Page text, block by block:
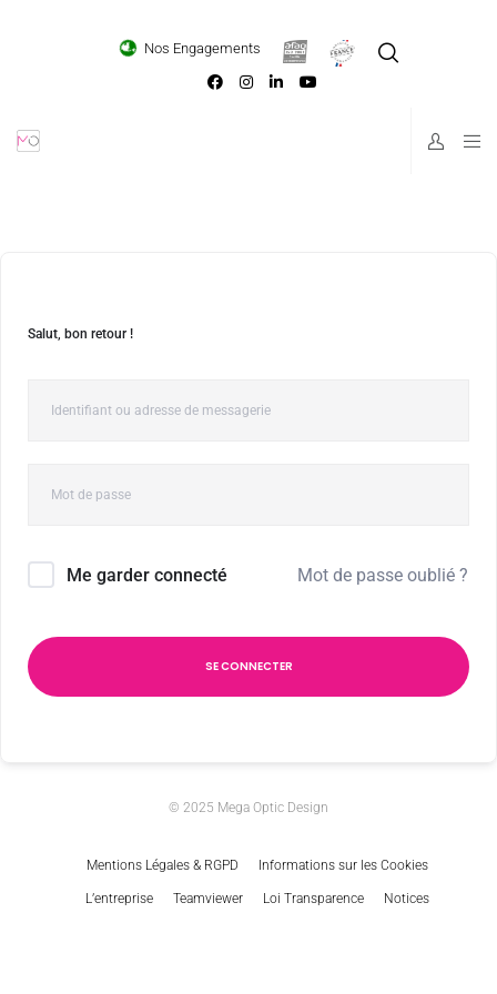
Loading...
Nos Engagements
Salut, bon retour !
Me garder connecté Mot de passe oublié ?
SE CONNECTER
© 2025 Mega Optic Design
Mentions Légales & RGPD Informations sur les Cookies
L’entreprise Teamviewer Loi Transparence Notices